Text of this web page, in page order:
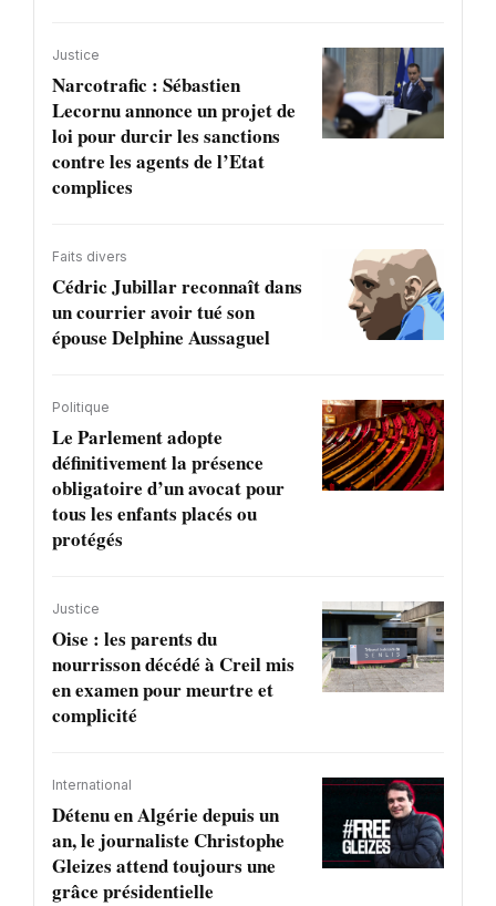
Justice
Narcotrafic : Sébastien
Lecornu annonce un projet de
loi pour durcir les sanctions
contre les agents de l’Etat
complices
Faits divers
Cédric Jubillar reconnaît dans
un courrier avoir tué son
épouse Delphine Aussaguel
Politique
Le Parlement adopte
définitivement la présence
obligatoire d’un avocat pour
tous les enfants placés ou
protégés
Justice
Oise : les parents du
nourrisson décédé à Creil mis
en examen pour meurtre et
complicité
International
Détenu en Algérie depuis un
an, le journaliste Christophe
Gleizes attend toujours une
grâce présidentielle